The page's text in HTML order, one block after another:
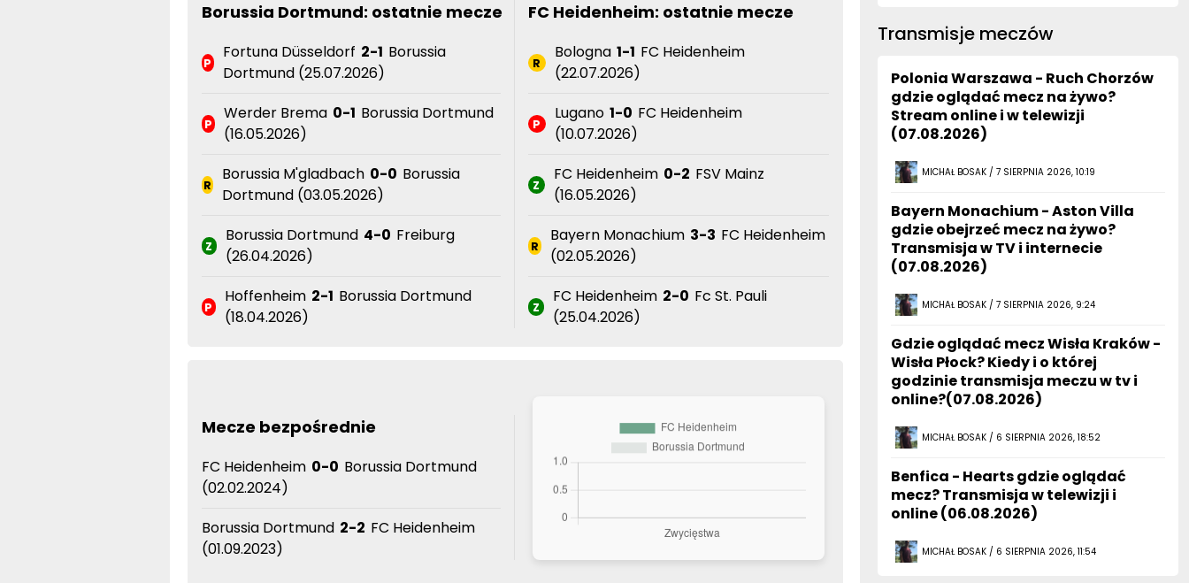
Borussia Dortmund: ostatnie mecze
P
Fortuna Düsseldorf 2-1 Borussia
Dortmund (25.07.2026)
P
Werder Brema 0-1 Borussia Dortmund
(16.05.2026)
R
Borussia M'gladbach 0-0 Borussia
Dortmund (03.05.2026)
Z
Borussia Dortmund 4-0 Freiburg
(26.04.2026)
P
Hoffenheim 2-1 Borussia Dortmund
(18.04.2026)
FC Heidenheim: ostatnie mecze
R
Bologna 1-1 FC Heidenheim
(22.07.2026)
P
Lugano 1-0 FC Heidenheim
(10.07.2026)
Z
FC Heidenheim 0-2 FSV Mainz
(16.05.2026)
R
Bayern Monachium 3-3 FC Heidenheim
(02.05.2026)
Z
FC Heidenheim 2-0 Fc St. Pauli
(25.04.2026)
Mecze bezpośrednie
FC Heidenheim 0-0 Borussia Dortmund
(02.02.2024)
Borussia Dortmund 2-2 FC Heidenheim
(01.09.2023)
Transmisje meczów
Polonia Warszawa - Ruch Chorzów
gdzie oglądać mecz na żywo?
Stream online i w telewizji
(07.08.2026)
MICHAŁ BOSAK / 7 SIERPNIA 2026, 10:19
Bayern Monachium - Aston Villa
gdzie obejrzeć mecz na żywo?
Transmisja w TV i internecie
(07.08.2026)
MICHAŁ BOSAK / 7 SIERPNIA 2026, 9:24
Gdzie oglądać mecz Wisła Kraków -
Wisła Płock? Kiedy i o której
godzinie transmisja meczu w tv i
online?(07.08.2026)
MICHAŁ BOSAK / 6 SIERPNIA 2026, 18:52
Benfica - Hearts gdzie oglądać
mecz? Transmisja w telewizji i
online (06.08.2026)
MICHAŁ BOSAK / 6 SIERPNIA 2026, 11:54